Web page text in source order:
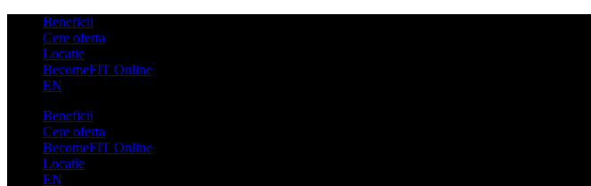
Beneficii
Cere oferta
Locatie
BecomeFIT Online
EN
Beneficii
Cere oferta
BecomeFIT Online
Locatie
EN